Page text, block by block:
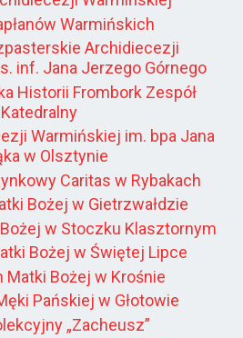
Warmińskich
Archidiecezji
inf. Jana Jerzego Górnego
Historii Frombork Zespół
Katedralny
Warmińskiej im. bpa Jana
w Olsztynie
Caritas w Rybakach
Bożej w Gietrzwałdzie
w Stoczku Klasztornym
Bożej w Świętej Lipce
Matki Bożej w Krośnie
Pańskiej w Głotowie
„Zacheusz”